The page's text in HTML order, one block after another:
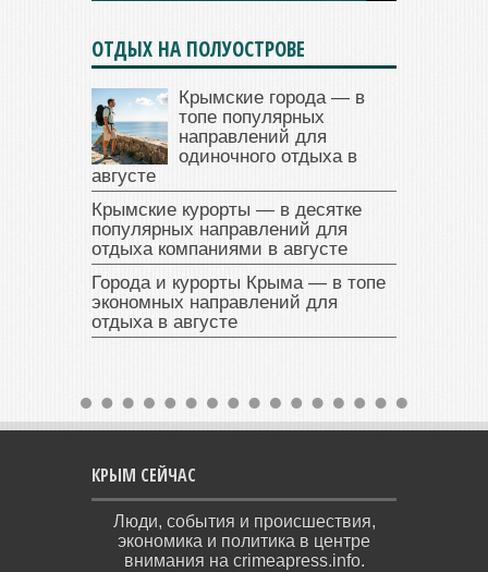
ОТДЫХ НА ПОЛУОСТРОВЕ
Крымские города — в
топе популярных
направлений для
одиночного отдыха в
августе
Крымские курорты — в десятке
популярных направлений для
отдыха компаниями в августе
Города и курорты Крыма — в топе
экономных направлений для
отдыха в августе
КРЫМ СЕЙЧАС
Люди, события и происшествия,
экономика и политика в центре
внимания на crimeapress.info.